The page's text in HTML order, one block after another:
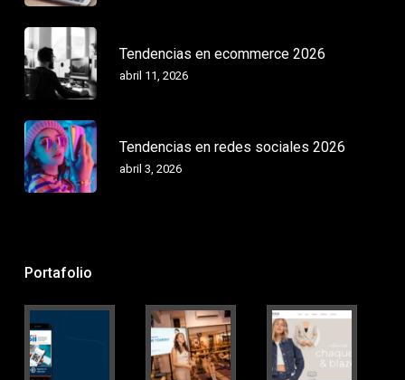
Tendencias en ecommerce 2026
abril 11, 2026
Tendencias en redes sociales 2026
abril 3, 2026
Portafolio